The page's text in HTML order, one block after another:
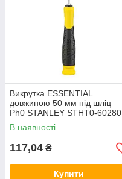
Викрутка ESSENTIAL
довжиною 50 мм під шліц
Ph0 STANLEY STHT0-60280
В наявності
117,04 ₴
Купити